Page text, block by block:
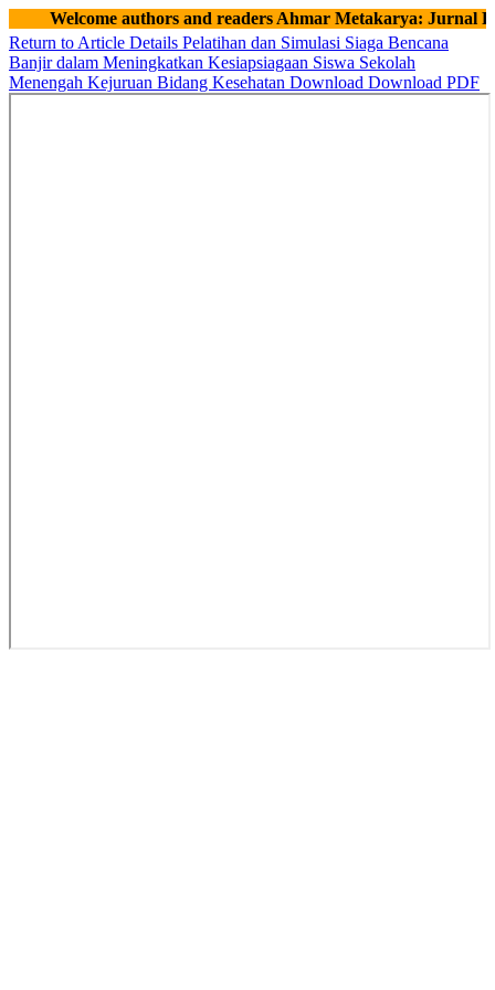
Welcome authors and readers Ahmar Metakarya: Jurnal
Return to Article Details Pelatihan dan Simulasi Siaga Bencana
Banjir dalam Meningkatkan Kesiapsiagaan Siswa Sekolah
Menengah Kejuruan Bidang Kesehatan Download Download PDF